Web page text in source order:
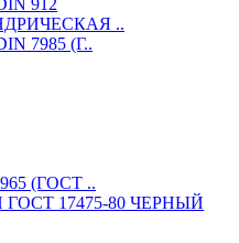
912
..
7985 (Г..
(ГОСТ ..
17475-80 ЧЕРНЫЙ